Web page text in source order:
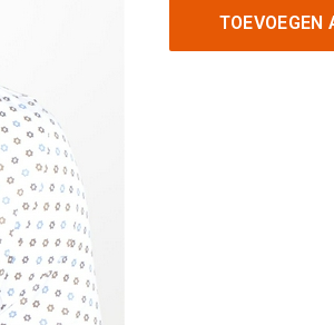
TOEVOEGEN